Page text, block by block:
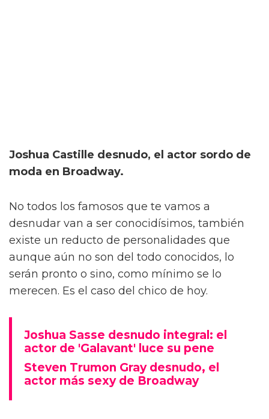
Joshua Castille desnudo, el actor sordo de
moda en Broadway.
No todos los famosos que te vamos a
desnudar van a ser conocidísimos, también
existe un reducto de personalidades que
aunque aún no son del todo conocidos, lo
serán pronto o sino, como mínimo se lo
merecen. Es el caso del chico de hoy.
Joshua Sasse desnudo integral: el
actor de 'Galavant' luce su pene
Steven Trumon Gray desnudo, el
actor más sexy de Broadway